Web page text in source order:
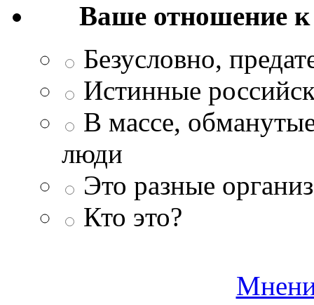
Ваше отношение
Безусловно,
Истинные
В массе,
люди
Это разные
Кто это?